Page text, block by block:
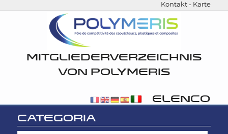
Kontakt - Karte
MITGLIEDERVERZEICHNIS
VON POLYMERIS
ELENCO
CATEGORIA